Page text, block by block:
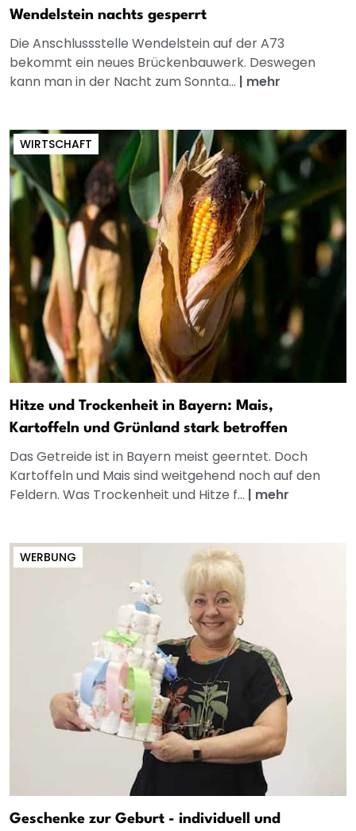
Wendelstein nachts gesperrt
Die Anschlussstelle Wendelstein auf der A73
bekommt ein neues Brückenbauwerk. Deswegen
kann man in der Nacht zum Sonnta... | mehr
WIRTSCHAFT
Hitze und Trockenheit in Bayern: Mais,
Kartoffeln und Grünland stark betroffen
Das Getreide ist in Bayern meist geerntet. Doch
Kartoffeln und Mais sind weitgehend noch auf den
Feldern. Was Trockenheit und Hitze f... | mehr
WERBUNG
Geschenke zur Geburt - individuell und